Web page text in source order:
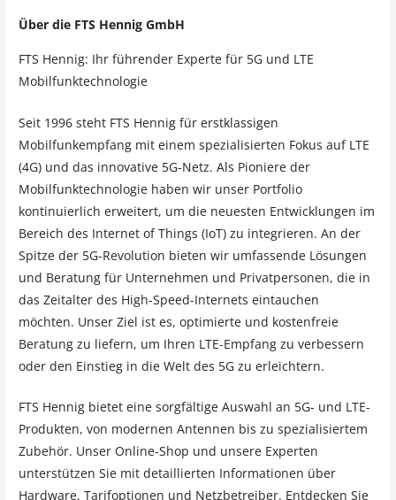
Über die FTS Hennig GmbH
FTS Hennig: Ihr führender Experte für 5G und LTE
Mobilfunktechnologie
Seit 1996 steht FTS Hennig für erstklassigen
Mobilfunkempfang mit einem spezialisierten Fokus auf LTE
(4G) und das innovative 5G-Netz. Als Pioniere der
Mobilfunktechnologie haben wir unser Portfolio
kontinuierlich erweitert, um die neuesten Entwicklungen im
Bereich des Internet of Things (IoT) zu integrieren. An der
Spitze der 5G-Revolution bieten wir umfassende Lösungen
und Beratung für Unternehmen und Privatpersonen, die in
das Zeitalter des High-Speed-Internets eintauchen
möchten. Unser Ziel ist es, optimierte und kostenfreie
Beratung zu liefern, um Ihren LTE-Empfang zu verbessern
oder den Einstieg in die Welt des 5G zu erleichtern.
FTS Hennig bietet eine sorgfältige Auswahl an 5G- und LTE-
Produkten, von modernen Antennen bis zu spezialisiertem
Zubehör. Unser Online-Shop und unsere Experten
unterstützen Sie mit detaillierten Informationen über
Hardware, Tarifoptionen und Netzbetreiber. Entdecken Sie